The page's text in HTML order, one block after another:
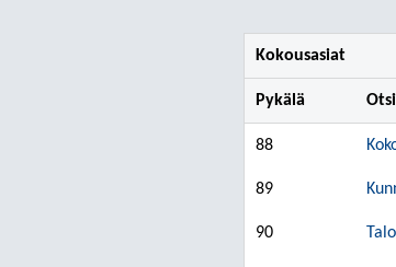
Kokousasiat
Pykälä
88
89
90